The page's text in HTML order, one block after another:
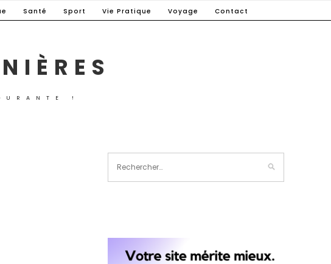
Santé Sport Vie Pratique Voyage Contact
!